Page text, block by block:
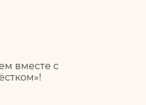
вместе с